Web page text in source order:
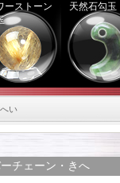
ーストーン
天然石勾玉
い
チェーン・きへ